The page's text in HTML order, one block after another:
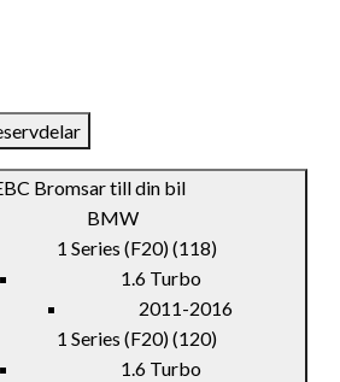
Bromsar till din bil
BMW
1 Series (F20) (118)
1.6 Turbo
2011-2016
1 Series (F20) (120)
1.6 Turbo